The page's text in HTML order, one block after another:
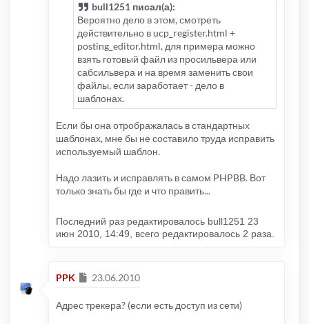
bull1251 писал(а):
Вероятно дело в этом, смотреть
действительно в ucp_register.html +
posting_editor.html, для примера можно
взять готовый файл из просильвера или
сабсильвера и на время заменить свои
файлы, если заработает - дело в
шаблонах.
Если бы она отрображалась в стандартных
шаблонах, мне бы не составило труда исправить
используемый шаблон.
Надо лазить и исправлять в самом PHPBB. Вот
только знать бы где и что править...
Последний раз редактировалось bull1251 23
июн 2010, 14:49, всего редактировалось 2 раза.
PPK Сообщение
23.06.2010
Адрес трекера? (если есть доступ из сети)